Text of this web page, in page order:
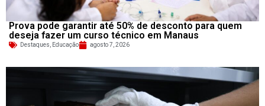
Prova pode garantir até 50% de desconto para quem
deseja fazer um curso técnico em Manaus
Destaques, Educação agosto 7, 2026